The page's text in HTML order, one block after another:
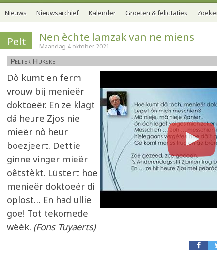
Nieuws Nieuwsarchief Kalender Groeten & felicitaties
Pelt Nen èchte lamzak van ne miens
Maandag 4 oktober 2021
Pelter Hükske
Dò kumt en ferm
vrouw bij menieër
doktoeër. En ze klagt
dä heure Zjos nie
mieër nò heur
boezjeert. Dettie
ginne vinger mieër
oêtstèkt. Lüstert hoe
menieër doktoeër di
oplost… En had ullie
goe! Tot tekomede
wèèk. (Fons Tuyaerts)